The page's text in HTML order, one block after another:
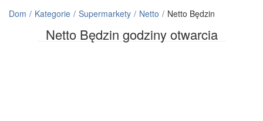
Netto Będzin godziny otwarcia
Dom Kategorie Supermarkety Netto Netto Będzin